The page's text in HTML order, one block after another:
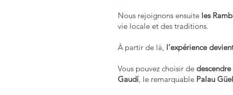
Nous rejoignons ensuite les
vie locale et des traditions.
À partir de là, l’expérience
Vous pouvez choisir dedescendre
Gaudí, le remarquable Palau